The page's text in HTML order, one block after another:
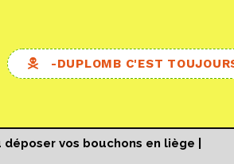
-DUPLOMB C'EST
déposer vos bouchons en liège |